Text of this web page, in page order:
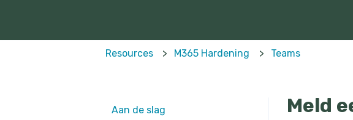
Resources M365 Hardening Teams
Meld
Aan de slag